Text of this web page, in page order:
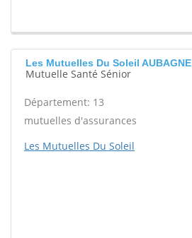
Les Mutuelles Du Soleil AUBAGNE
Mutuelle Santé Sénior
Département: 13
mutuelles d'assurances
Les Mutuelles Du Soleil